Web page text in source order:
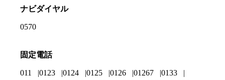
ナビダイヤル
0570
固定電話
011 0123 0124 0125 0126 01267
0133